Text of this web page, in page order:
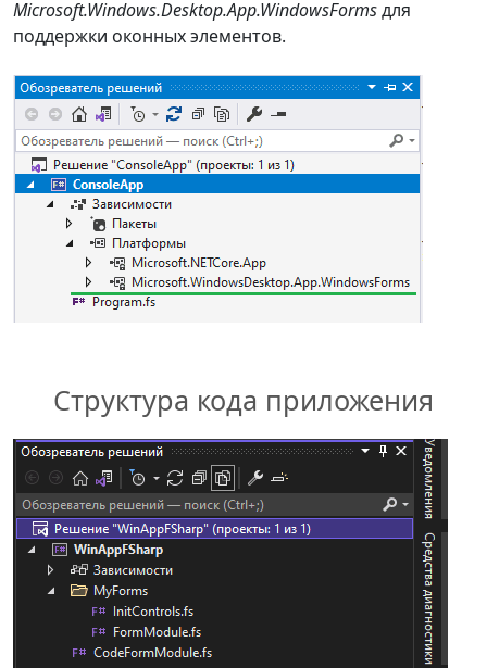
Microsoft.Windows.Desktop.App.WindowsFormsдля
поддержки оконных элементов.
Структура кода приложения